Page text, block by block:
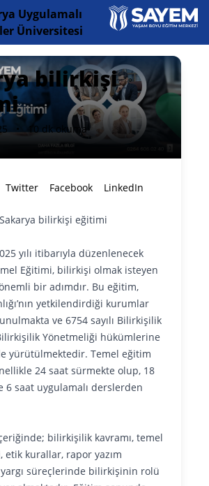
Uygulamalı
Üniversitesi
bilirkişi
• 10 dk okuma
Twitter Facebook LinkedIn
Sakarya bilirkişi eğitimi
yılı itibarıyla düzenlenecek
Eğitimi, bilirkişi olmak isteyen
bir adımdır. Bu eğitim,
yetkilendirdiği kurumlar
ve 6754 sayılı Bilirkişilik
Yönetmeliği hükümlerine
yürütülmektedir. Temel eğitim
24 saat sürmekte olup, 18
6 saat uygulamalı derslerden
bilirkişilik kavramı, temel
etik kurallar, rapor yazım
süreçlerinde bilirkişinin rolü